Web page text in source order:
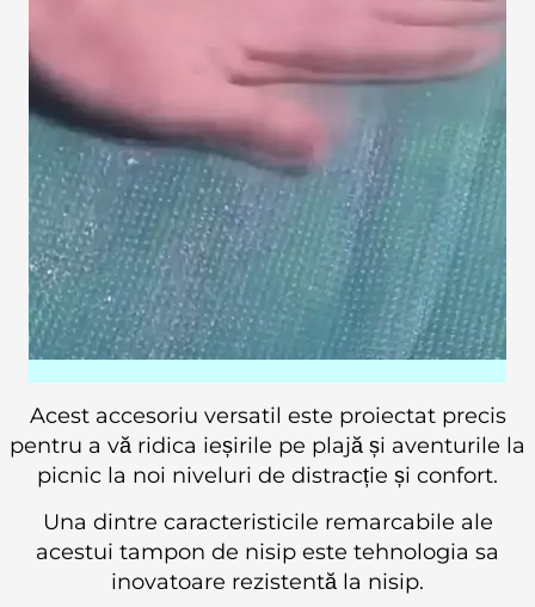
Acest accesoriu versatil este proiectat precis
pentru a vă ridica ieșirile pe plajă și aventurile la
picnic la noi niveluri de distracție și confort.
Una dintre caracteristicile remarcabile ale
acestui tampon de nisip este tehnologia sa
inovatoare rezistentă la nisip.